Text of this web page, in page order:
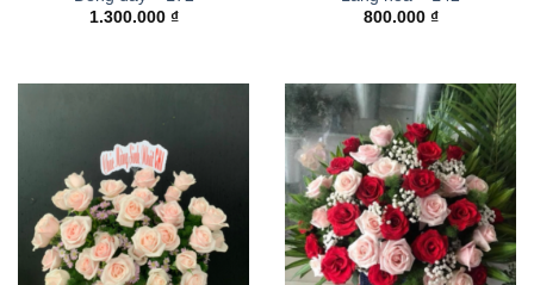
1.300.000 ₫
800.000 ₫